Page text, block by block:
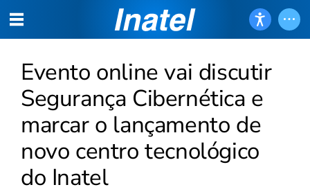
Evento online vai discutir
Segurança Cibernética e
marcar o lançamento de
novo centro tecnológico
do Inatel